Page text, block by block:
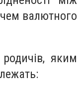
валютного
яким